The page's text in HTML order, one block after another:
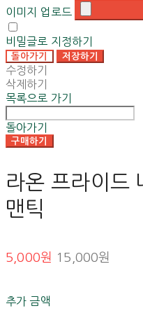
이미지 업로드
비밀글로 지정하기
돌아가기 저장하기
수정하기
삭제하기
목록으로 가기
돌아가기
구매하기
라온 프라이드
맨틱
5,000원 15,000원
추가 금액